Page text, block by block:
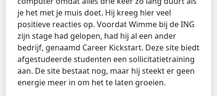
je het met je muis doet. Hij kreeg hier veel
positieve reacties op. Voordat Wimme bij de ING
zijn stage had gelopen, had hij al een ander
bedrijf, genaamd Career Kickstart. Deze site biedt
afgestudeerde studenten een sollicitatietraining
aan. De site bestaat nog, maar hij steekt er geen
energie meer in om het te laten groeien.